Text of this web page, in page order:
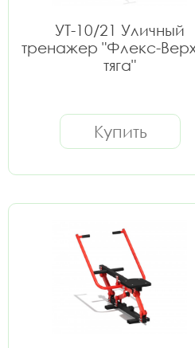
УТ-10/21 Уличный
тренажер "Флекс-
тяга"
Купить